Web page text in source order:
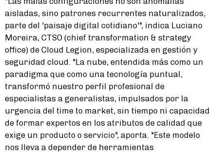
aisladas, sino patrones recurrentes naturalizados,
parte del 'paisaje digital cotidiano'", indica Luciano
Moreira, CTSO (chief transformation & strategy
office) de Cloud Legion, especializada en gestión y
seguridad cloud. "La nube, entendida más como un
paradigma que como una tecnología puntual,
transformó nuestro perfil profesional de
especialistas a generalistas, impulsados por la
urgencia del time to market, sin tiempo ni capacidad
de formar expertos en los atributos de calidad que
exige un producto o servicio", aporta. "Este modelo
nos lleva a depender de herramientas